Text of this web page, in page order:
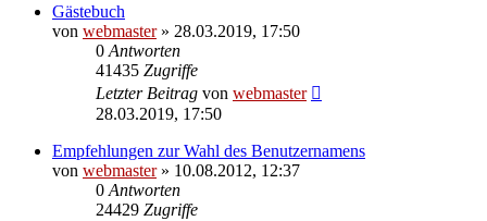
Gästebuch
von webmaster» 28.03.2019, 17:50
0 Antworten
41435 Zugriffe
Letzter Beitrag von webmaster
28.03.2019, 17:50
Empfehlungen zur Wahl des Benutzernamens
von webmaster» 10.08.2012, 12:37
0 Antworten
24429 Zugriffe